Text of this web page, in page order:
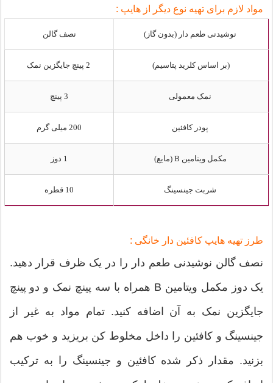
مواد لازم برای تهیه نوع دیگر از هایپ :
نوشیدنی طعم دار (بدون گاز) نصف گالن
(بر اساس کلرید پتاسیم)
نمک معمولی 3 پینچ
پودر کافئین 200 میلی گرم
مکمل ویتامین B (مایع) 1 دوز
شربت جینسینگ 10 قطره
طرز تهیه هایپ کافئین دار خانگی :
نصف گالن نوشیدنی طعم دار را در یک ظرف قرار دهید.
یک دوز مکمل ویتامین B همراه با سه پینچ نمک و دو پینچ
جایگزین نمک به آن اضافه کنید. تمام مواد به غیر از
جینسینگ و کافئین را داخل مخلوط کن بریزید و خوب هم
بزنید. مقدار ذکر شده کافئین و جینسینگ را به ترکیب